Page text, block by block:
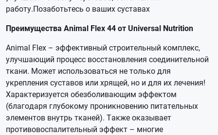
работу.Позаботьтесь о ваших суставах
Преимущества Animal Flex 44 от Universal Nutrition
Animal Flex – эффективный строительный комплекс,
улучшающий процесс восстановления соединительной
ткани. Может использоваться не только для
укрепления суставов или хрящей, но и для их лечения!
Характеризуется обезболивающим эффектом
(благодаря глубокому проникновению питательных
элементов внутрь тканей). Также оказывает
противовоспалительный эффект – многие